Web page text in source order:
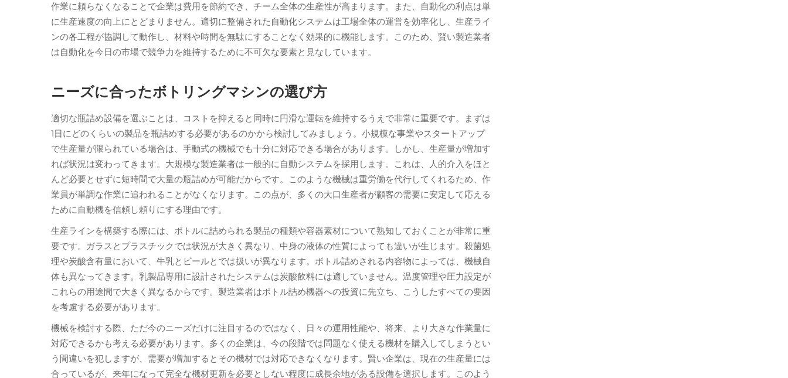
作業に頼らなくなることで企業は費用を節約でき、チーム全体の生産性が高まります。また、自動化の利点は単
に生産速度の向上にとどまりません。適切に整備された自動化システムは工場全体の運営を効率化し、生産ライ
ンの各工程が協調して動作し、材料や時間を無駄にすることなく効果的に機能します。このため、賢い製造業者
は自動化を今日の市場で競争力を維持するために不可欠な要素と見なしています。
ニーズに合ったボトリングマシンの選び方
適切な瓶詰め設備を選ぶことは、コストを抑えると同時に円滑な運転を維持するうえで非常に重要です。まずは
1日にどのくらいの製品を瓶詰めする必要があるのかから検討してみましょう。小規模な事業やスタートアップ
で生産量が限られている場合は、手動式の機械でも十分に対応できる場合があります。しかし、生産量が増加す
れば状況は変わってきます。大規模な製造業者は一般的に自動システムを採用します。これは、人的介入をほと
んど必要とせずに短時間で大量の瓶詰めが可能だからです。このような機械は重労働を代行してくれるため、作
業員が単調な作業に追われることがなくなります。この点が、多くの大口生産者が顧客の需要に安定して応える
ために自動機を信頼し頼りにする理由です。
生産ラインを構築する際には、ボトルに詰められる製品の種類や容器素材について熟知しておくことが非常に重
要です。ガラスとプラスチックでは状況が大きく異なり、中身の液体の性質によっても違いが生じます。殺菌処
理や炭酸含有量において、牛乳とビールとでは扱いが異なります。ボトル詰めされる内容物によっては、機械自
体も異なってきます。乳製品専用に設計されたシステムは炭酸飲料には適していません。温度管理や圧力設定が
これらの用途間で大きく異なるからです。製造業者はボトル詰め機器への投資に先立ち、こうしたすべての要因
を考慮する必要があります。
機械を検討する際、ただ今のニーズだけに注目するのではなく、日々の運用性能や、将来、より大きな作業量に
対応できるかも考える必要があります。多くの企業は、今の段階では問題なく使える機材を購入してしまうとい
う間違いを犯しますが、需要が増加するとその機材では対応できなくなります。賢い企業は、現在の生産量には
合っているが、来年になって完全な機材更新を必要としない程度に成長余地がある設備を選択します。このよう